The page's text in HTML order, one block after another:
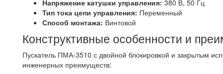
Напряжение катушки управления: 380 В, 50 Гц
Тип тока цепи управления: Переменный
Способ монтажа: Винтовой
Конструктивные особенности и
Пускатель ПМА-3510 с двойной блокировкой и закрытым
инженерных преимуществ: